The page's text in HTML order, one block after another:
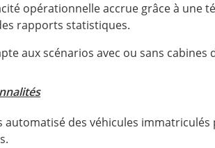
opérationnelle accrue grâce à une
rapports statistiques.
aux scénarios avec ou sans cabines
automatisé des véhicules immatriculés